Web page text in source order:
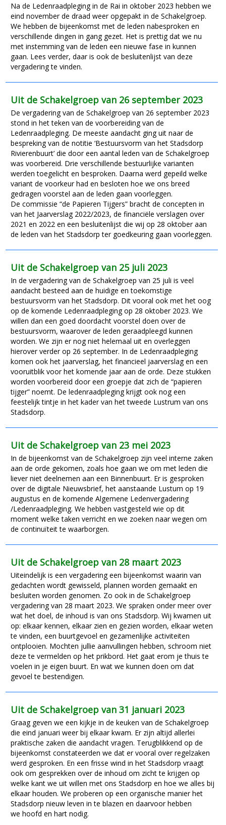
Na de Ledenraadpleging in de Rai in oktober 2023 hebben we
eind november de draad weer opgepakt in de Schakelgroep.
We hebben de bijeenkomst met de leden nabesproken en
verschillende dingen in gang gezet. Het is prettig dat we nu
met instemming van de leden een nieuwe fase in kunnen
gaan. Lees verder, daar is ook de besluitenlijst van deze
vergadering te vinden.
Uit de Schakelgroep van 26 september 2023
De vergadering van de Schakelgroep van 26 september 2023
stond in het teken van de voorbereiding van de
Ledenraadpleging. De meeste aandacht ging uit naar de
bespreking van de notitie ‘Bestuursvorm van het Stadsdorp
Rivierenbuurt’ die door een aantal leden van de Schakelgroep
was voorbereid. Drie verschillende bestuurlijke varianten
werden toegelicht en besproken. Daarna werd gepeild welke
variant de voorkeur had en besloten hoe we ons breed
gedragen voorstel aan de leden gaan voorleggen.
De commissie “de Papieren Tijgers” bracht de concepten in
van het Jaarverslag 2022/2023, de financiële verslagen over
2021 en 2022 en een besluitenlijst die wij op 28 oktober aan
de leden van het Stadsdorp ter goedkeuring gaan voorleggen.
Uit de Schakelgroep van 25 juli 2023
In de vergadering van de Schakelgroep van 25 juli is veel
aandacht besteed aan de huidige en toekomstige
bestuursvorm van het Stadsdorp. Dit vooral ook met het oog
op de komende Ledenraadpleging op 28 oktober 2023. We
willen dan een goed doordacht voorstel doen over de
bestuursvorm, waarover de leden geraadpleegd kunnen
worden. We zijn er nog niet helemaal uit en overleggen
hierover verder op 26 september. In de Ledenraadpleging
komen ook het jaarverslag, het financieel jaarverslag en een
vooruitblik voor het komende jaar aan de orde. Deze stukken
worden voorbereid door een groepje dat zich de “papieren
tijger” noemt. De ledenraadpleging krijgt ook nog een
feestelijk tintje in het kader van het tweede Lustrum van ons
Stadsdorp.
Uit de Schakelgroep van 23 mei 2023
In de bijeenkomst van de Schakelgroep zijn veel interne zaken
aan de orde gekomen, zoals hoe gaan we om met leden die
liever niet deelnemen aan een Binnenbuurt. Er is gesproken
over de digitale Nieuwsbrief, het aanstaande Lustum op 19
augustus en de komende Algemene Ledenvergadering
/Ledenraadpleging. We hebben vastgesteld wie op dit
moment welke taken verricht en we zoeken naar wegen om
de continuïteit te waarborgen.
Uit de Schakelgroep van 28 maart 2023
Uiteindelijk is een vergadering een bijeenkomst waarin van
gedachten wordt gewisseld, plannen worden gemaakt en
besluiten worden genomen. Zo ook in de Schakelgroep
vergadering van 28 maart 2023. We spraken onder meer over
wat het doel, de inhoud is van ons Stadsdorp. Wij kwamen uit
op: elkaar kennen, elkaar zien en gezien worden, elkaar weten
te vinden, een buurtgevoel en gezamenlijke activiteiten
ontplooien. Mochten jullie aanvullingen hebben, schroom niet
deze te vermelden op het prikbord. Het gaat erom je thuis te
voelen in je eigen buurt. En wat we kunnen doen om dat
gevoel te bestendigen.
Uit de Schakelgroep van 31 januari 2023
Graag geven we een kijkje in de keuken van de Schakelgroep
die eind januari weer bij elkaar kwam. Er zijn altijd allerlei
praktische zaken die aandacht vragen. Terugblikkend op de
bijeenkomst constateerden we dat er vooral over regelzaken
werd gesproken. En een frisse wind in het Stadsdorp vraagt
ook om gesprekken over de inhoud om zicht te krijgen op
welke kant we uit willen met ons Stadsdorp en hoe we alles bij
elkaar houden. We proberen op een organische manier het
Stadsdorp nieuw leven in te blazen en daarvoor hebben
we hoofd en hart nodig.